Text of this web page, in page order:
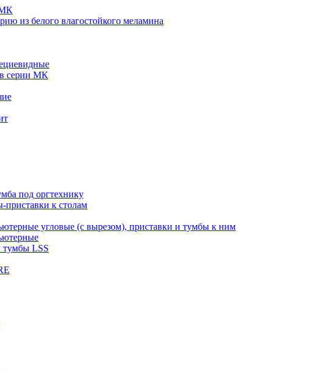
из белого влагостойкого меламина
серии МК
под оргтехнику
приставки к столам
угловые (с вырезом), приставки и тумбы к ним
LSS